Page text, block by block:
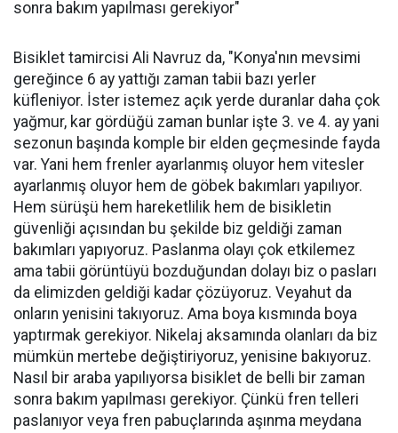
sonra bakım yapılması gerekiyor"
Bisiklet tamircisi Ali Navruz da, "Konya'nın mevsimi
gereğince 6 ay yattığı zaman tabii bazı yerler
küfleniyor. İster istemez açık yerde duranlar daha çok
yağmur, kar gördüğü zaman bunlar işte 3. ve 4. ay yani
sezonun başında komple bir elden geçmesinde fayda
var. Yani hem frenler ayarlanmış oluyor hem vitesler
ayarlanmış oluyor hem de göbek bakımları yapılıyor.
Hem sürüşü hem hareketlilik hem de bisikletin
güvenliği açısından bu şekilde biz geldiği zaman
bakımları yapıyoruz. Paslanma olayı çok etkilemez
ama tabii görüntüyü bozduğundan dolayı biz o pasları
da elimizden geldiği kadar çözüyoruz. Veyahut da
onların yenisini takıyoruz. Ama boya kısmında boya
yaptırmak gerekiyor. Nikelaj aksamında olanları da biz
mümkün mertebe değiştiriyoruz, yenisine bakıyoruz.
Nasıl bir araba yapılıyorsa bisiklet de belli bir zaman
sonra bakım yapılması gerekiyor. Çünkü fren telleri
paslanıyor veya fren pabuçlarında aşınma meydana